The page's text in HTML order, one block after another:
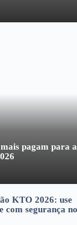
pagam para
KTO 2026: use
com segurança no